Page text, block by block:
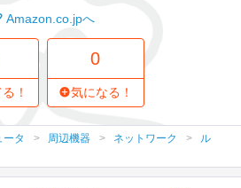
Amazon.co.jpへ
！
0
気になる！
ータ 周辺機器 ネットワーク
ル